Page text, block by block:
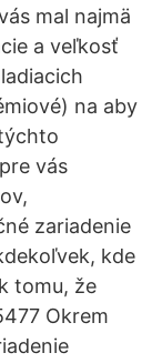
mal najmä
a veľkosť
na aby
vás
zariadenie
kde
tomu, že
Okrem